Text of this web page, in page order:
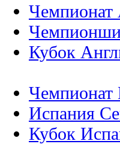
Чемпионат
Кубок
Чемпионат
Испания
Кубок